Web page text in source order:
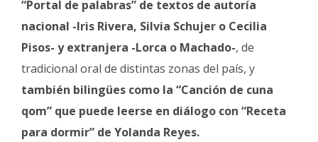
“Portal de palabras” de textos de autoría
nacional -Iris Rivera, Silvia Schujer o Cecilia
Pisos- y extranjera -Lorca o Machado-, de
tradicional oral de distintas zonas del país, y
también bilingües como la “Canción de cuna
qom” que puede leerse en diálogo con “Receta
para dormir” de Yolanda Reyes.